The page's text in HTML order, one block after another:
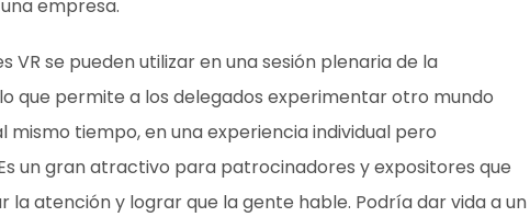
empresa.
VR se pueden utilizar en una sesión plenaria de la
que permite a los delegados experimentar otro mundo
mismo tiempo, en una experiencia individual pero
un gran atractivo para patrocinadores y expositores que
la atención y lograr que la gente hable. Podría dar vida a un